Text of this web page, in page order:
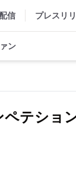
信 プレスリ
ン
ペテショ